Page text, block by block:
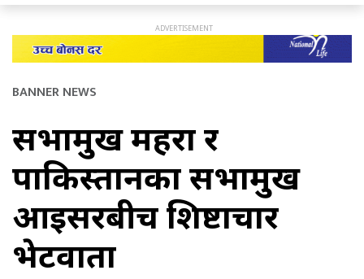
BANNER NEWS
सभामुख महरा र
पाकिस्तानका सभामुख
आइसरबीच शिष्टाचार
भेटवार्ता